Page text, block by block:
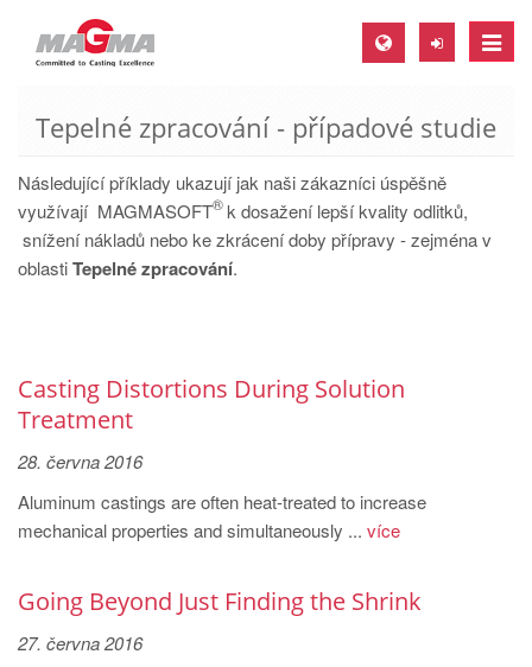
Toggle
MAGMA Europe, Germany
EN
CS
MAGMA North-America, USA
MAGMA Asia-Pacific, Singapore
MAGMA South-America, Brazil
PT
MAGMA Türkiye
Tepelné zpracování - případové studie
Následující příklady ukazují jak naši zákazníci úspěšně
využívají MAGMASOFT
®k dosažení lepší kvality odlitků,
snížení nákladů nebo ke zkrácení doby přípravy - zejména v
oblastiTepelné zpracování.
Casting Distortions During Solution
Treatment
28. června 2016
Aluminum castings are often heat-treated to increase
mechanical properties and simultaneously ... více
Going Beyond Just Finding the Shrink
27. června 2016